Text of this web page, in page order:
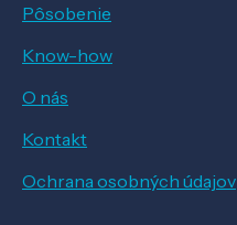
Pôsobenie
Know-how
O nás
Kontakt
Ochrana osobných údajov